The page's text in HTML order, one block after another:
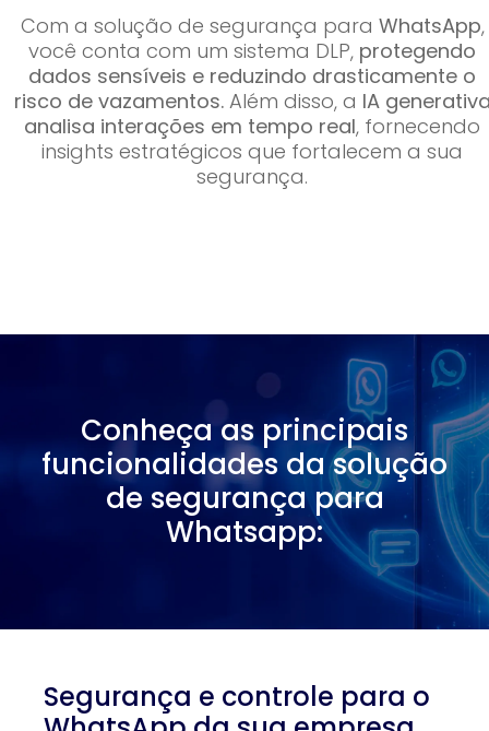
Com a solução de segurança para WhatsApp,
você conta com um sistema DLP, protegendo
dados sensíveis e reduzindo drasticamente o
risco de vazamentos. Além disso, a IA
analisa interações em tempo real, fornecendo
insights estratégicos que fortalecem a sua
segurança.
Conheça as principais
funcionalidades da solução
de segurança para
Whatsapp:
Segurança e controle para o